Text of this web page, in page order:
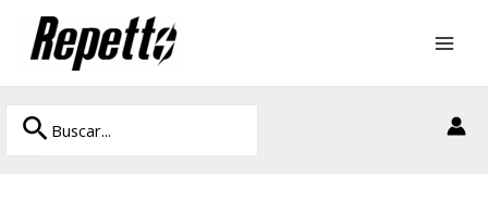
contenido
Buscar
por:
Buscar